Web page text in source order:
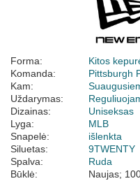
Forma:
Kitos
Komanda:
Pittsburgh
Kam:
Uždarymas:
Dizainas:
Uniseksas
Lyga:
MLB
Snapelė:
išlenkta
Siluetas:
9TWENTY
Spalva:
Ruda
Būklė:
Naujas;